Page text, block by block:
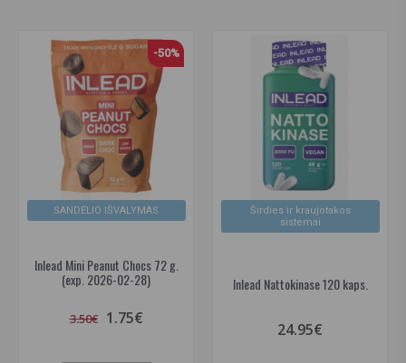
SANDĖLIO IŠVALYMAS
-50%
Inlead Mini Peanut Chocs 72 g.
(exp. 2026-02-28)
3.50€ 1.75€
Širdies ir kraujotakos
sistemai
Inlead Nattokinase 120 kaps.
24.95€